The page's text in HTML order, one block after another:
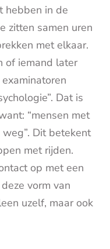
hebben in de
zitten samen uren
met elkaar.
of iemand later
Dat is
“mensen met
Dit betekent
met rijden.
op met een
vorm van
uzelf, maar ook